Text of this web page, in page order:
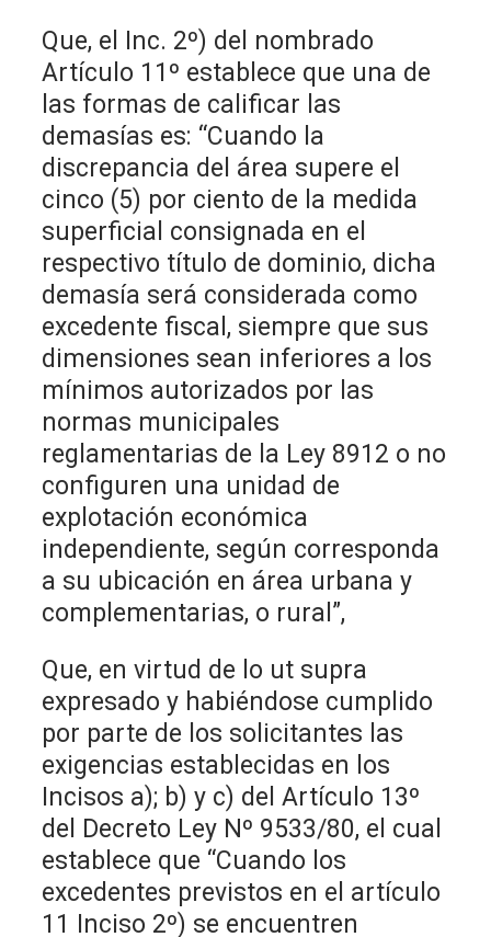
Que, el Inc. 2º) del nombrado
Artículo 11º establece que una de
las formas de calificar las
demasías es: “Cuando la
discrepancia del área supere el
cinco (5) por ciento de la medida
superficial consignada en el
respectivo título de dominio, dicha
demasía será considerada como
excedente fiscal, siempre que sus
dimensiones sean inferiores a los
mínimos autorizados por las
normas municipales
reglamentarias de la Ley 8912 o no
configuren una unidad de
explotación económica
independiente, según corresponda
a su ubicación en área urbana y
complementarias, o rural”,
Que, en virtud de lo ut supra
expresado y habiéndose cumplido
por parte de los solicitantes las
exigencias establecidas en los
Incisos a); b) y c) del Artículo 13º
del Decreto Ley Nº 9533/80, el cual
establece que “Cuando los
excedentes previstos en el artículo
11 Inciso 2º) se encuentren